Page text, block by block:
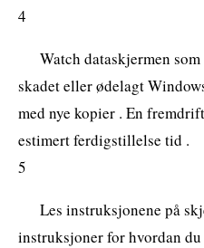
4
Watch dataskjermen
skadet eller ødelagt
med nye kopier . En
estimert ferdigstillelse tid .
5
Les instruksjonene på
instruksjoner for hvordan